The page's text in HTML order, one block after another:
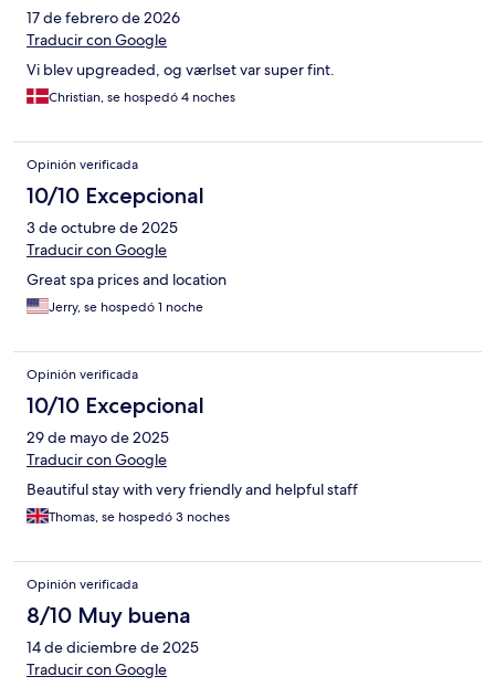
17 de febrero de 2026
Traducir con Google
Vi blev upgreaded, og værlset var super fint.
Christian, se hospedó 4 noches
Opinión verificada
10/10 Excepcional
3 de octubre de 2025
Traducir con Google
Great spa prices and location
Jerry, se hospedó 1 noche
Opinión verificada
10/10 Excepcional
29 de mayo de 2025
Traducir con Google
Beautiful stay with very friendly and helpful staff
Thomas, se hospedó 3 noches
Opinión verificada
8/10 Muy buena
14 de diciembre de 2025
Traducir con Google